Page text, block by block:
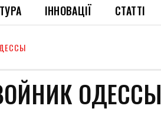
ІННОВАЦІЇ СТАТТІ
ОДЕССЫ